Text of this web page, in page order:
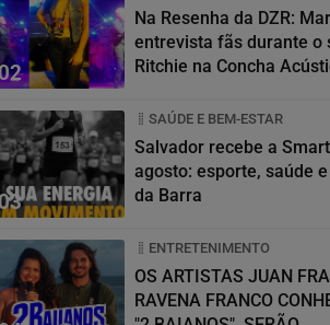
Na Resenha da DZR:
entrevista fãs durante o
Ritchie na Concha
SAÚDE E BEM-ESTAR
Salvador recebe a
agosto: esporte, saúde
da Barra
ENTRETENIMENTO
OS ARTISTAS JUAN
RAVENA FRANCO